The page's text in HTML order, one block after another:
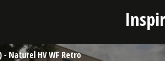
- Naturel HV WF Retro